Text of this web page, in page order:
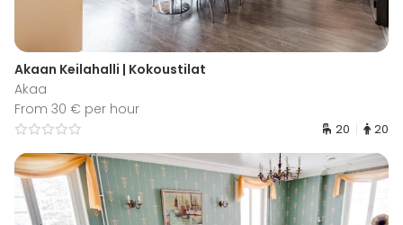
Akaan Keilahalli | Kokoustilat
Akaa
From 30 € per hour
20 20